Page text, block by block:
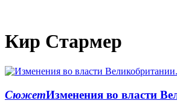
Кир Стармер
СюжетИзменения во власти